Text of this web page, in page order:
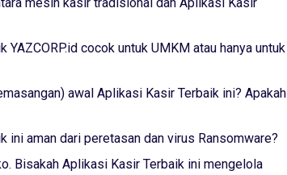
YAZCORP.id cocok untuk UMKM atau hanya untuk
awal Aplikasi Kasir Terbaik ini? Apakah
ini aman dari peretasan dan virus Ransomware?
Bisakah Aplikasi Kasir Terbaik ini mengelola